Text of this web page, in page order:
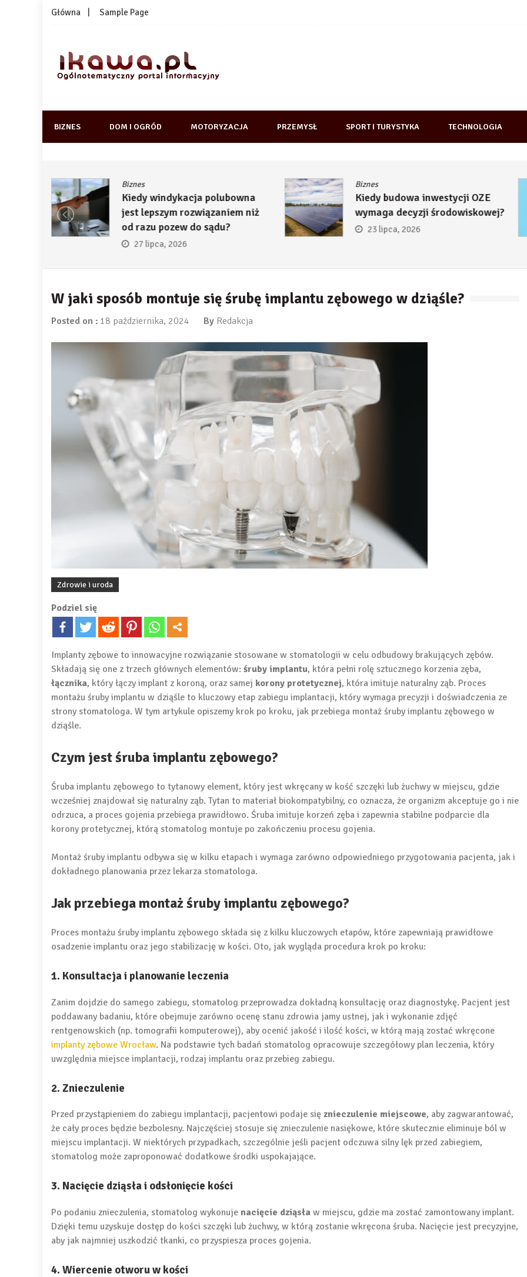
Skip
Główna Sample Page
1kawa.pl
BIZNES DOM I OGRÓD MOTORYZACJA PRZEMYSŁ SPORT I TURYSTYKA TECHNOLOGIA
Biznes
Kiedy windykacja polubowna
jest lepszym rozwiązaniem niż
od razu pozew do sądu?
27 lipca, 2026
Biznes
Kiedy budowa inwestycji OZE
wymaga decyzji środowiskowej?
23 lipca, 2026
W jaki sposób montuje się śrubę implantu zębowego w dziąśle?
Posted on : 18 października, 2024 By Redakcja
Zdrowie i uroda
Podziel się
Implanty zębowe to innowacyjne rozwiązanie stosowane w stomatologii w celu odbudowy brakujących zębów.
Składają się one z trzech głównych elementów: śruby implantu, która pełni rolę sztucznego korzenia zęba,
łącznika, który łączy implant z koroną, oraz samej korony protetycznej, która imituje naturalny ząb. Proces
montażu śruby implantu w dziąśle to kluczowy etap zabiegu implantacji, który wymaga precyzji i doświadczenia ze
strony stomatologa. W tym artykule opiszemy krok po kroku, jak przebiega montaż śruby implantu zębowego w
dziąśle.
Czym jest śruba implantu zębowego?
Śruba implantu zębowego to tytanowy element, który jest wkręcany w kość szczęki lub żuchwy w miejscu, gdzie
wcześniej znajdował się naturalny ząb. Tytan to materiał biokompatybilny, co oznacza, że organizm akceptuje go i nie
odrzuca, a proces gojenia przebiega prawidłowo. Śruba imituje korzeń zęba i zapewnia stabilne podparcie dla
korony protetycznej, którą stomatolog montuje po zakończeniu procesu gojenia.
Montaż śruby implantu odbywa się w kilku etapach i wymaga zarówno odpowiedniego przygotowania pacjenta, jak i
dokładnego planowania przez lekarza stomatologa.
Jak przebiega montaż śruby implantu zębowego?
Proces montażu śruby implantu zębowego składa się z kilku kluczowych etapów, które zapewniają prawidłowe
osadzenie implantu oraz jego stabilizację w kości. Oto, jak wygląda procedura krok po kroku:
1. Konsultacja i planowanie leczenia
Zanim dojdzie do samego zabiegu, stomatolog przeprowadza dokładną konsultację oraz diagnostykę. Pacjent jest
poddawany badaniu, które obejmuje zarówno ocenę stanu zdrowia jamy ustnej, jak i wykonanie zdjęć
rentgenowskich (np. tomografii komputerowej), aby ocenić jakość i ilość kości, w którą mają zostać wkręcone
implanty zębowe Wrocław. Na podstawie tych badań stomatolog opracowuje szczegółowy plan leczenia, który
uwzględnia miejsce implantacji, rodzaj implantu oraz przebieg zabiegu.
2. Znieczulenie
Przed przystąpieniem do zabiegu implantacji, pacjentowi podaje się znieczulenie miejscowe, aby zagwarantować,
że cały proces będzie bezbolesny. Najczęściej stosuje się znieczulenie nasiękowe, które skutecznie eliminuje ból w
miejscu implantacji. W niektórych przypadkach, szczególnie jeśli pacjent odczuwa silny lęk przed zabiegiem,
stomatolog może zaproponować dodatkowe środki uspokajające.
3. Nacięcie dziąsła i odsłonięcie kości
Po podaniu znieczulenia, stomatolog wykonuje nacięcie dziąsła w miejscu, gdzie ma zostać zamontowany implant.
Dzięki temu uzyskuje dostęp do kości szczęki lub żuchwy, w którą zostanie wkręcona śruba. Nacięcie jest precyzyjne,
aby jak najmniej uszkodzić tkanki, co przyspiesza proces gojenia.
4. Wiercenie otworu w kości